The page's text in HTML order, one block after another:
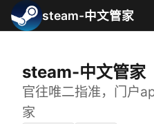
steam-中文管家
steam-中文管家
官往唯二指准，门户
家